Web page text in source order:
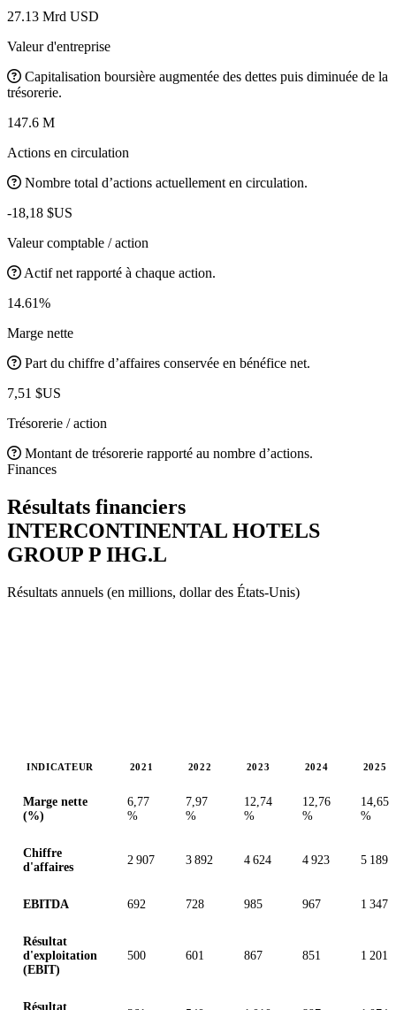
27.13 Mrd USD
Valeur d'entreprise
Capitalisation boursière augmentée des dettes puis diminuée de la
trésorerie.
147.6 M
Actions en circulation
Nombre total d’actions actuellement en circulation.
-18,18 $US
Valeur comptable / action
Actif net rapporté à chaque action.
14.61%
Marge nette
Part du chiffre d’affaires conservée en bénéfice net.
7,51 $US
Trésorerie / action
Montant de trésorerie rapporté au nombre d’actions.
Finances
Résultats financiers
INTERCONTINENTAL HOTELS
GROUP P IHG.L
Résultats annuels (en millions, dollar des États-Unis)
INDICATEUR 2021 2022 2023 2024 2025
Marge nette
(%)
6,77
%
7,97
%
12,74
%
12,76
%
14,65
%
Chiffre
d'affaires
2 907 3 892 4 624 4 923 5 189
EBITDA 692 728 985 967 1 347
Résultat
d'exploitation
(EBIT)
500 601 867 851 1 201
Résultat